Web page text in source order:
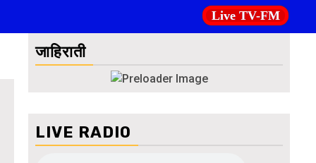
Live TV-FM
जाहिराती
LIVE RADIO